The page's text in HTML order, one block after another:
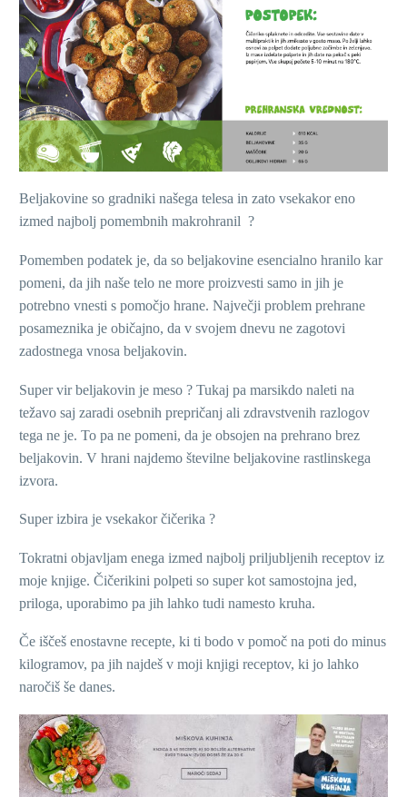
Beljakovine so gradniki našega telesa in zato vsekakor eno
izmed najbolj pomembnih makrohranil ?
Pomemben podatek je, da so beljakovine esencialno hranilo kar
pomeni, da jih naše telo ne more proizvesti samo in jih je
potrebno vnesti s pomočjo hrane. Največji problem prehrane
posameznika je običajno, da v svojem dnevu ne zagotovi
zadostnega vnosa beljakovin.
Super vir beljakovin je meso ? Tukaj pa marsikdo naleti na
težavo saj zaradi osebnih prepričanj ali zdravstvenih razlogov
tega ne je. To pa ne pomeni, da je obsojen na prehrano brez
beljakovin. V hrani najdemo številne beljakovine rastlinskega
izvora.
Super izbira je vsekakor čičerika ?
Tokratni objavljam enega izmed najbolj priljubljenih receptov iz
moje knjige. Čičerikini polpeti so super kot samostojna jed,
priloga, uporabimo pa jih lahko tudi namesto kruha.
Če iščeš enostavne recepte, ki ti bodo v pomoč na poti do minus
kilogramov, pa jih najdeš v moji knjigi receptov, ki jo lahko
naročiš še danes.